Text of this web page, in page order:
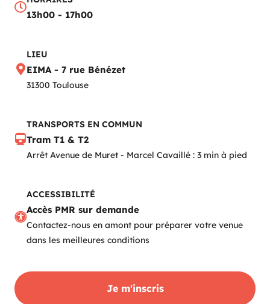
13h00 - 17h00
LIEU
EIMA - 7 rue Bénézet
31300 Toulouse
TRANSPORTS EN COMMUN
Tram T1 & T2
Arrêt Avenue de Muret - Marcel Cavaillé : 3 min à pied
ACCESSIBILITÉ
Accès PMR sur demande
Contactez-nous en amont pour préparer votre venue
dans les meilleures conditions
Je m'inscris